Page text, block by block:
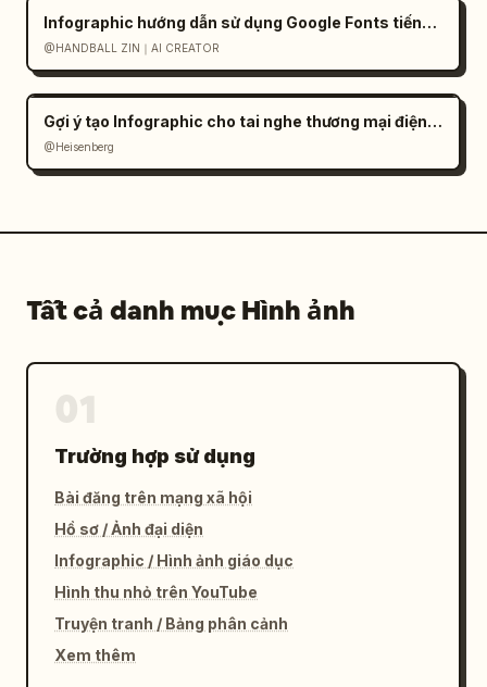
Infographic hướng dẫn sử dụng Google Fonts tiếng Nhật
@HANDBALL ZIN｜AI CREATOR
Gợi ý tạo Infographic cho tai nghe thương mại điện tử
@Heisenberg
Tất cả danh mục Hình ảnh
Trường hợp sử dụng
Bài đăng trên mạng xã hội
Hồ sơ / Ảnh đại diện
Infographic / Hình ảnh giáo dục
Hình thu nhỏ trên YouTube
Truyện tranh / Bảng phân cảnh
Xem thêm